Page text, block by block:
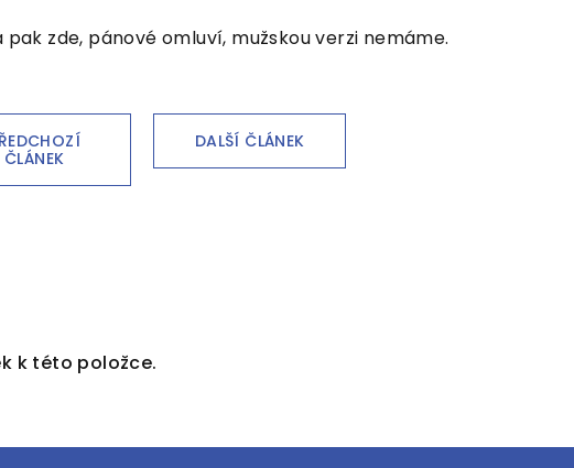
zde, pánové omluví, mužskou verzi nemáme.
ČLÁNEK
DALŠÍ ČLÁNEK
k této položce.